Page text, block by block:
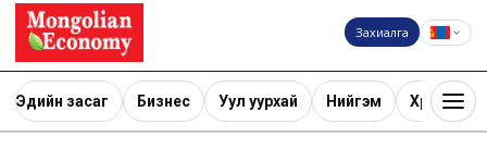
Захиалга
Эдийн засаг Бизнес Уул уурхай Нийгэм Хөрөнгө